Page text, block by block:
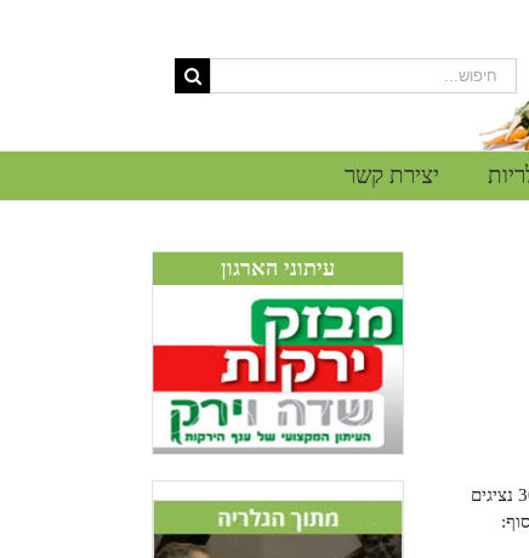
יצירת קשר
מדי שנה אנו מקיימים את הימים הפתוחים בתחילת חודש מאי. לאירוע מגיעים המגדלים מישראל וקרוב ל-30 נציגים
עיתוני הארגון